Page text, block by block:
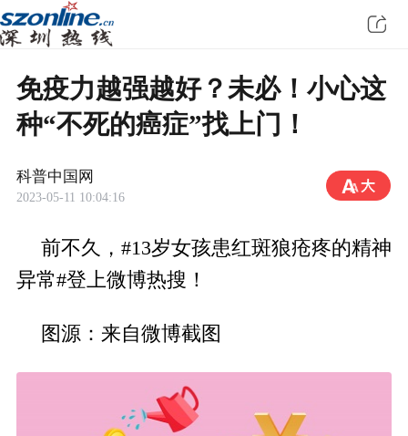
免疫力越强越好？未必！小心这
种“不死的癌症”找上门！
科普中国网
2023-05-11 10:04:16
前不久，#13岁女孩患红斑狼疮疼的精神
异常#登上微博热搜！
图源：来自微博截图